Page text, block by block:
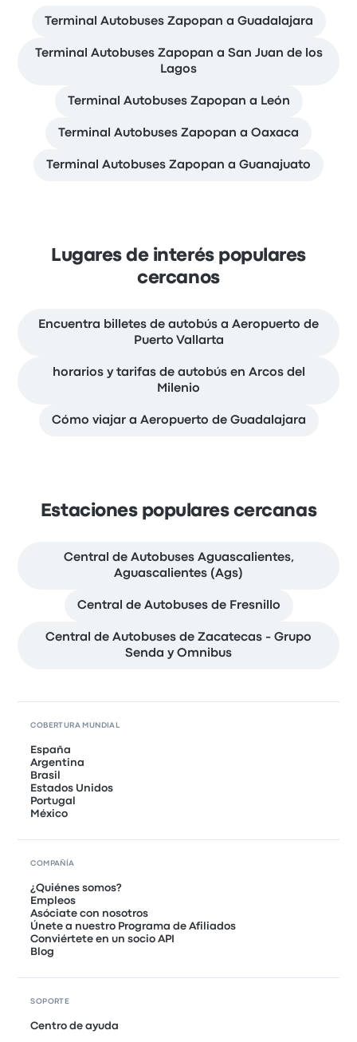
Terminal Autobuses Zapopan a Guadalajara
Terminal Autobuses Zapopan a San Juan de los
Lagos
Terminal Autobuses Zapopan a León
Terminal Autobuses Zapopan a Oaxaca
Terminal Autobuses Zapopan a Guanajuato
Lugares de interés populares
cercanos
Encuentra billetes de autobús a Aeropuerto de
Puerto Vallarta
horarios y tarifas de autobús en Arcos del
Milenio
Cómo viajar a Aeropuerto de Guadalajara
Estaciones populares cercanas
Central de Autobuses Aguascalientes,
Aguascalientes (Ags)
Central de Autobuses de Fresnillo
Central de Autobuses de Zacatecas - Grupo
Senda y Omnibus
COBERTURA MUNDIAL
España
Argentina
Brasil
Estados Unidos
Portugal
México
COMPAÑÍA
¿Quiénes somos?
Empleos
Asóciate con nosotros
Únete a nuestro Programa de Afiliados
Conviértete en un socio API
Blog
SOPORTE
Centro de ayuda